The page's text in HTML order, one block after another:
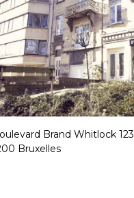
Brand Whitlock 123
Bruxelles